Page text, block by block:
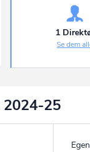
ownr
Identificer
1
Se dem
2024-25